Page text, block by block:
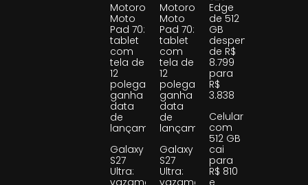
Motorola
Moto
Pad 70:
tablet
com
tela de
12
polegadas
ganha
data
de
lançamento
Galaxy
S27
Ultra:
vazamento
Motorola
Moto
Pad 70:
tablet
com
tela de
12
polegadas
ganha
data
de
lançamento
Galaxy
S27
Ultra:
vazamento
Edge
de 512
GB
despenca
de R$
8.799
para
R$
3.838
Celular
com
512 GB
cai
para
R$ 810
e